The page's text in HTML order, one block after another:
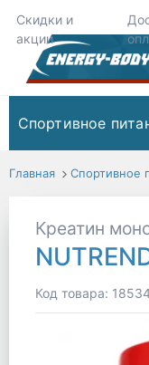
Скидки и
акции
Спортивное
Главная Спортивное
Креатин
Код товара: 18534